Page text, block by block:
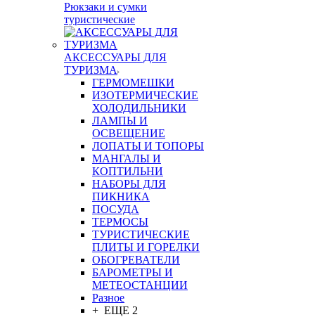
Рюкзаки и сумки
туристические
АКСЕССУАРЫ ДЛЯ
ТУРИЗМА
ГЕРМОМЕШКИ
ИЗОТЕРМИЧЕСКИЕ
ХОЛОДИЛЬНИКИ
ЛАМПЫ И
ОСВЕЩЕНИЕ
ЛОПАТЫ И ТОПОРЫ
МАНГАЛЫ И
КОПТИЛЬНИ
НАБОРЫ ДЛЯ
ПИКНИКА
ПОСУДА
ТЕРМОСЫ
ТУРИСТИЧЕСКИЕ
ПЛИТЫ И ГОРЕЛКИ
ОБОГРЕВАТЕЛИ
БАРОМЕТРЫ И
МЕТЕОСТАНЦИИ
Разное
+ ЕЩЕ 2